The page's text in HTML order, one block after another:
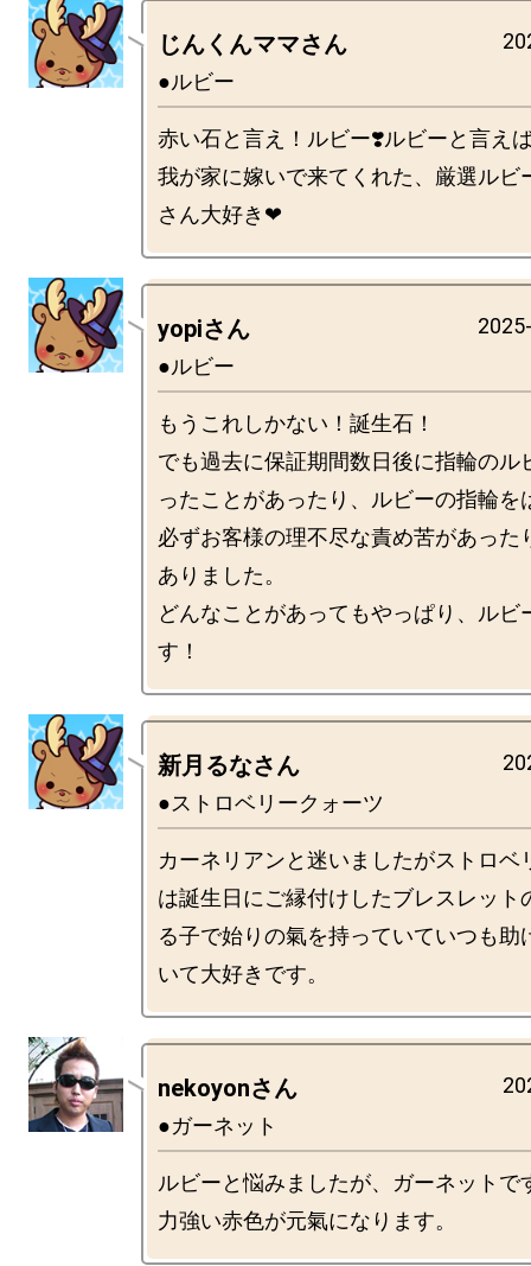
じんくんママさん
●ルビー
赤い石と言え！ルビー❣️ルビーと言え
我が家に嫁いで来てくれた、厳選ルビ
yopiさん
●ルビー
もうこれしかない！誕生石！
でも過去に保証期間数日後に指輪のル
ったことがあったり、ルビーの指輪を
必ずお客様の理不尽な責め苦があった
ありました。
どんなことがあってもやっぱり、ルビ
新月るなさん
●ストロベリークォーツ
カーネリアンと迷いましたがストロベ
は誕生日にご縁付けしたブレスレット
る子で始りの氣を持っていていつも助
nekoyonさん
●ガーネット
ルビーと悩みましたが、ガーネットで